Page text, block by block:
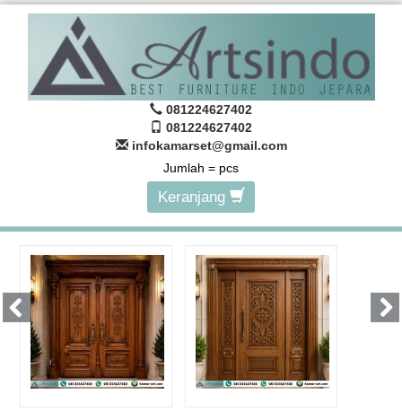
081224627402
081224627402
infokamarset@gmail.com
Jumlah = pcs
Keranjang